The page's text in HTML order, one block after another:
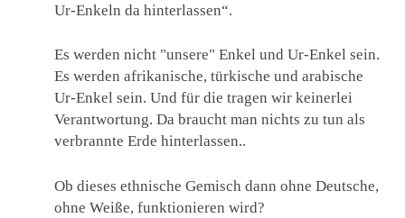
Ur-Enkeln da hinterlassen“.
Es werden nicht "unsere" Enkel und Ur-Enkel sein.
Es werden afrikanische, türkische und arabische
Ur-Enkel sein. Und für die tragen wir keinerlei
Verantwortung. Da braucht man nichts zu tun als
verbrannte Erde hinterlassen..
Ob dieses ethnische Gemisch dann ohne Deutsche,
ohne Weiße, funktionieren wird?